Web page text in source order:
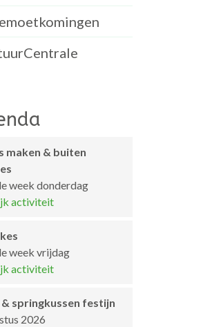
maken & buiten
week donderdag
activiteit
week vrijdag
activiteit
springkussen festijn
2026